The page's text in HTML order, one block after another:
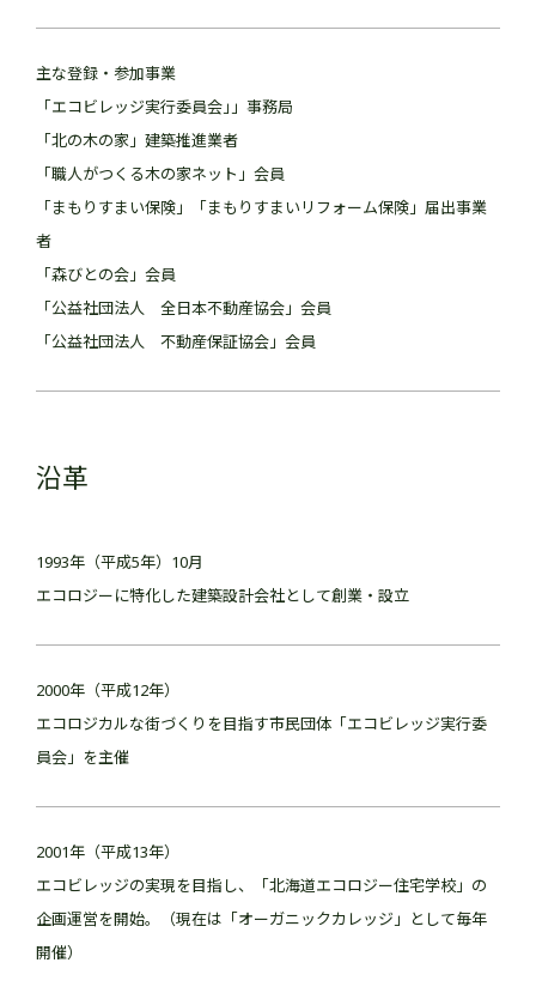
主な登録・参加事業
「エコビレッジ実行委員会｣」事務局
「北の木の家」建築推進業者
「職人がつくる木の家ネット」会員
「まもりすまい保険」「まもりすまいリフォーム保険」届出事業
者
「森びとの会」会員
「公益社団法人 全日本不動産協会」会員
「公益社団法人 不動産保証協会」会員
沿革
1993年（平成5年）10月
エコロジーに特化した建築設計会社として創業・設立
2000年（平成12年）
エコロジカルな街づくりを目指す市民団体「エコビレッジ実行委
員会」を主催
2001年（平成13年）
エコビレッジの実現を目指し、「北海道エコロジー住宅学校」の
企画運営を開始。（現在は「オーガニックカレッジ」として毎年
開催）